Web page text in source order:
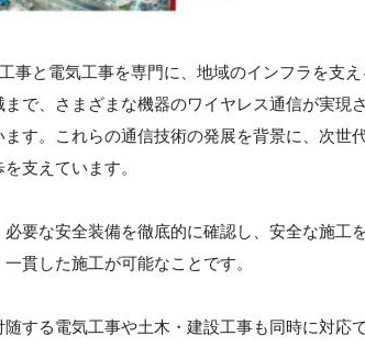
事と電気工事を専門に、地域のインフラを支
で、さまざまな機器のワイヤレス通信が実現
す。これらの通信技術の発展を背景に、次世
支えています。
要な安全装備を徹底的に確認し、安全な施工
貫した施工が可能なことです。
する電気工事や土木・建設工事も同時に対応